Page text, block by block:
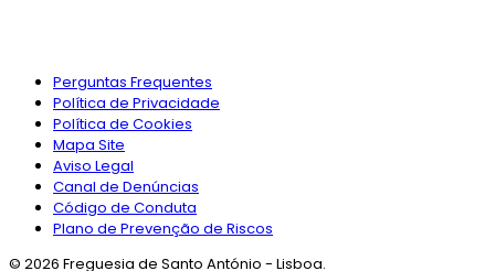
Perguntas Frequentes
Política de Privacidade
Política de Cookies
Mapa Site
Aviso Legal
Canal de Denúncias
Código de Conduta
Plano de Prevenção de Riscos
© 2026 Freguesia de Santo António - Lisboa.